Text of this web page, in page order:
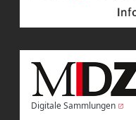
Digitale Sammlungen